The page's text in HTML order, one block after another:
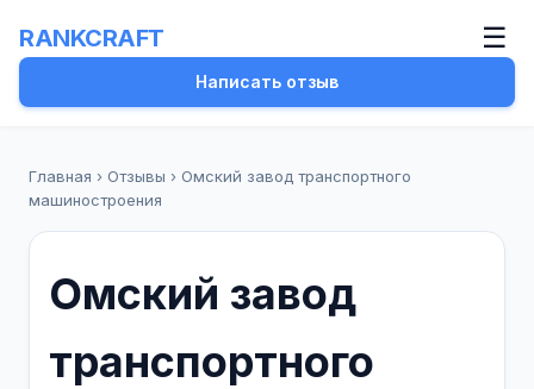
RANKCRAFT ☰
Написать отзыв
Главная › Отзывы › Омский завод транспортного
машиностроения
Омский завод
транспортного